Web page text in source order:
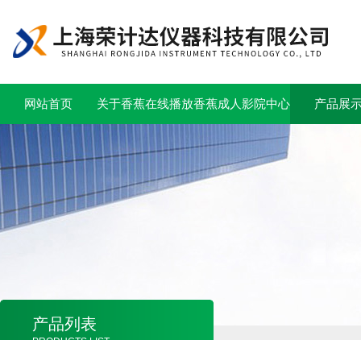
网站首页 关于香蕉在线播放香蕉成人影院中心 产品展
产品列表